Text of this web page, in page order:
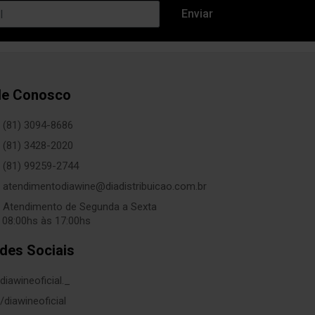
Conosco
(81) 3094-8686
(81) 3428-2020
(81) 99259-2744
atendimentodiawine@diadistribuicao.com.br
Atendimento de Segunda a Sexta
às 17:00hs
Sociais
diawineoficial._
/diawineoficial